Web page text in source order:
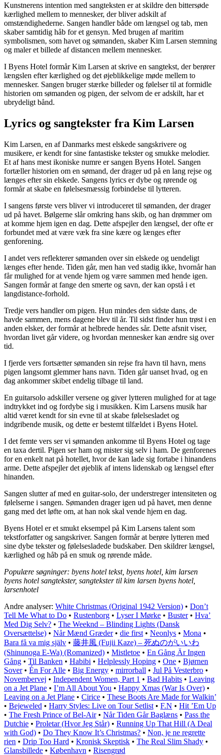
Kunstnerens intention med sangteksten er at skildre den bittersøde
kærlighed mellem to mennesker, der bliver adskilt af
omstændighederne. Sangen handler både om længsel og tab, men
skaber samtidig håb for et gensyn. Med brugen af maritim
symbolismen, som havet og sømanden, skaber Kim Larsen stemning
og maler et billede af distancen mellem mennesker.
I Byens Hotel formår Kim Larsen at skrive en sangtekst, der berører
længslen efter kærlighed og det øjeblikkelige møde mellem to
mennesker. Sangen bruger stærke billeder og følelser til at formidle
historien om sømanden og pigen, der selvom de er adskilt, har et
ubrydeligt bånd.
Lyrics og sangtekster fra Kim Larsen
Kim Larsen, en af Danmarks mest elskede sangskrivere og
musikere, er kendt for sine fantastiske tekster og smukke melodier.
Et af hans mest ikoniske numre er sangen Byens Hotel. Sangen
fortæller historien om en sømand, der drager ud på en lang rejse og
længes efter sin elskede. Sangens lyrics er dybe og rørende og
formår at skabe en følelsesmæssig forbindelse til lytteren.
I sangens første vers bliver vi introduceret til sømanden, der drager
ud på havet. Bølgerne slår omkring hans skib, og han drømmer om
at komme hjem igen en dag. Dette afspejler den længsel, der ofte er
forbundet med at være væk fra sine kære og længes efter
genforening.
I andet vers reflekterer sømanden over sin elskede og uendeligt
længes efter hende. Tiden går, men han ved stadig ikke, hvornår han
får mulighed for at vende hjem og være sammen med hende igen.
Sangen formår at fange den smerte og savn, der kan opstå i et
langdistance-forhold.
Tredje vers handler om pigen. Hun mindes den sidste dans, de
havde sammen, mens dagene blev til år. Til sidst finder hun trøst i en
anden elsker, der formår at helbrede hendes sår. Dette afsnit viser,
hvordan livet går videre, og hvordan mennesker kan ændre sig over
tid.
I fjerde vers fortsætter sømanden sin rejse fra havn til havn, mens
pigen langsomt glemmer hans navn. Tiden går uanset hvad, og en
dag ankommer skibet endelig tilbage til land.
En guitarsolo adskiller versene og giver lytteren mulighed for at tage
indtrykket ind og fordybe sig i musikken. Kim Larsens musik har
altid været kendt for sin evne til at skabe følelsesladet og
indgribende musik, og dette er bestemt tilfældet i Byens Hotel.
I det femte vers ser vi sømanden ankomme til Byens Hotel og tage
en taxa dertil. Pigen ser ham og mister sig selv i ham. De genforenes
for en enkelt nat på hotellet, hvor de kan lade sig fortabe i hinandens
arme. Dette afspejler det øjeblik af intens lidenskab og længsel efter
hinanden.
Sangen slutter af med en guitar-solo, der understreger intensiteten og
følelserne i sangen. Sømanden drager igen ud på havet, men denne
gang med det løfte om, at han nok skal vende hjem en dag.
Byens Hotel er et smukt eksempel på Kim Larsens talent som
tekstforfatter og sangskriver. Sangen formår at berøre lytteren med
sine dybe tekster og følelsesladede budskaber. Den skildrer længsel,
kærlighed og håb på en smuk og rørende måde.
Populære søgninger: byens hotel tekst, byens hotel, kim larsen
byens hotel sangtekster, sangtekster til kim larsen byens hotel,
larsenhotel
Andre analyser: White Christmas (Original 1942 Version) • Don’t
Tell Me What to Do • Rustenborg • Lyser I Mørke • Buster• Hva’
Med Dig Selv? • The Weeknd – Blinding Lights (Dansk
Oversættelse) • Når Mænd Græder• ​die first • Neonlys • Mona •
Bara få va mig själv • 藤井風 (Fujii Kaze) – 死ぬのがいいわ
(Shinunoga E-Wa) (Romanized) • Mistletoe • En Gång Är Ingen
Gång • Til Banken • Habibi • Helplessly Hoping • One • Bjørnen
Sover• Én For Alle • Big Energy • ​mirrorball • Jul På Vesterbro •
Novembervej • Independent Women, Part 1 • Bad Habits • Leaving
on a Jet Plane • I’m All About You • Happy Xmas (War Is Over) •
Leaving on a Jet Plane • Cirice • These Boots Are Made for Walkin’
• Bejeweled • Harry Styles: Live on Tour Setlist • F.N • Hit ’Em Up
• The Fresh Prince of Bel-Air• Når Tiden Går Baglæns • Pass the
Dutchie • Proletar (Hvor Jeg Står) • Running Up That Hill (A Deal
with God) • Do They Know It’s Christmas? • Non, je ne regrette
rien • Drip Too Hard • Kronisk Skeptisk • The Real Slim Shady •
Glansbillede • København • Risengrød